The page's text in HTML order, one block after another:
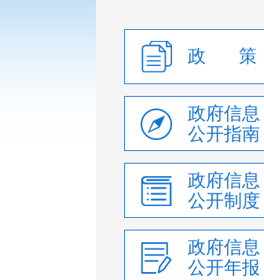
政 策
政府信息
公开指南
政府信息
公开制度
政府信息
公开年报